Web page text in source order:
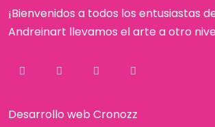
¡Bienvenidos a todos los entusiastas
Andreinart llevamos el arte a otro
Desarrollo web Cronozz